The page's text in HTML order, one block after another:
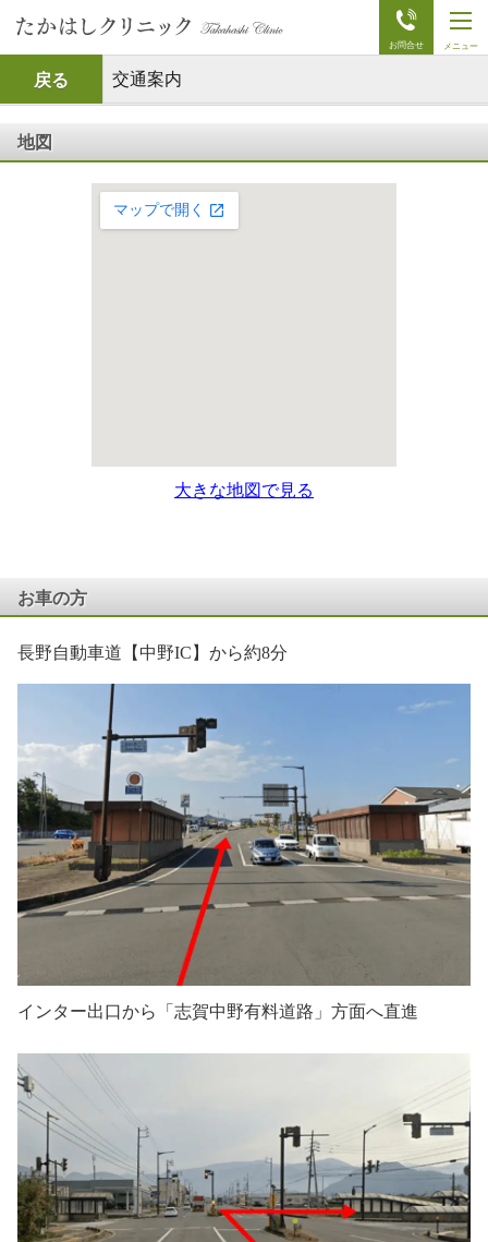
t
o
g
e
v
戻る 交通案内
地図
大きな地図で見る
お車の方
長野自動車道【中野IC】から約8分
インター出口から「志賀中野有料道路」方面へ直進